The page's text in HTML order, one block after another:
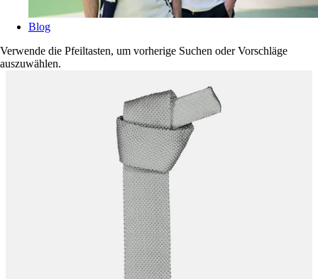
Blog
Verwende die Pfeiltasten, um vorherige Suchen oder Vorschläge
auszuwählen.